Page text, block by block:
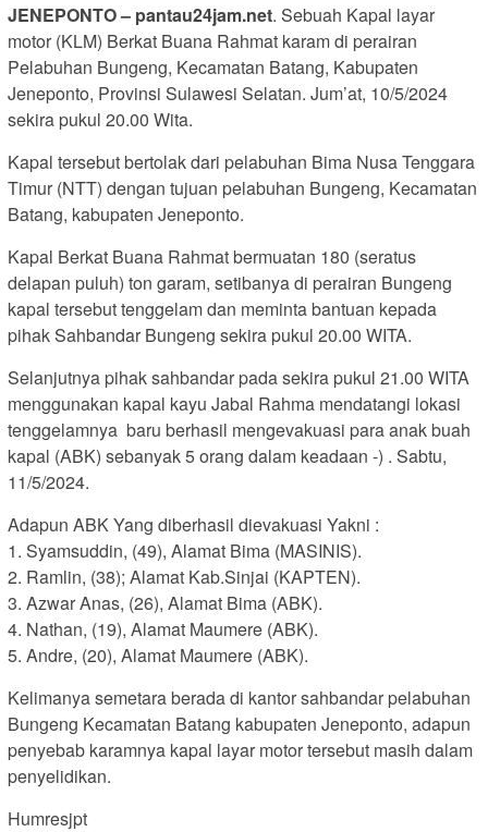
JENEPONTO – pantau24jam.net. Sebuah Kapal layar
motor (KLM) Berkat Buana Rahmat karam di perairan
Pelabuhan Bungeng, Kecamatan Batang, Kabupaten
Jeneponto, Provinsi Sulawesi Selatan. Jum’at, 10/5/2024
sekira pukul 20.00 Wita.
Kapal tersebut bertolak dari pelabuhan Bima Nusa Tenggara
Timur (NTT) dengan tujuan pelabuhan Bungeng, Kecamatan
Batang, kabupaten Jeneponto.
Kapal Berkat Buana Rahmat bermuatan 180 (seratus
delapan puluh) ton garam, setibanya di perairan Bungeng
kapal tersebut tenggelam dan meminta bantuan kepada
pihak Sahbandar Bungeng sekira pukul 20.00 WITA.
Selanjutnya pihak sahbandar pada sekira pukul 21.00 WITA
menggunakan kapal kayu Jabal Rahma mendatangi lokasi
tenggelamnya baru berhasil mengevakuasi para anak buah
kapal (ABK) sebanyak 5 orang dalam keadaan -) . Sabtu,
11/5/2024.
Adapun ABK Yang diberhasil dievakuasi Yakni :
1. Syamsuddin, (49), Alamat Bima (MASINIS).
2. Ramlin, (38); Alamat Kab.Sinjai (KAPTEN).
3. Azwar Anas, (26), Alamat Bima (ABK).
4. Nathan, (19), Alamat Maumere (ABK).
5. Andre, (20), Alamat Maumere (ABK).
Kelimanya semetara berada di kantor sahbandar pelabuhan
Bungeng Kecamatan Batang kabupaten Jeneponto, adapun
penyebab karamnya kapal layar motor tersebut masih dalam
penyelidikan.
Humresjpt